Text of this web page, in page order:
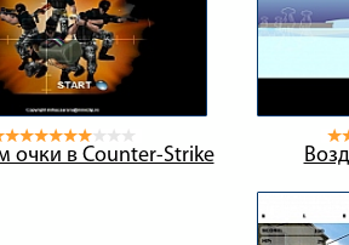
очки в Counter-Strike